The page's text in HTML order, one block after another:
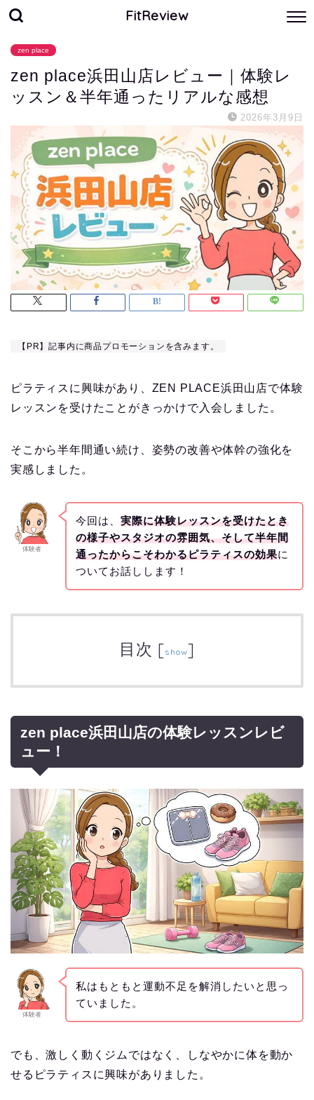
FitReview
zen place
zen place浜田山店レビュー｜体験レ
ッスン＆半年通ったリアルな感想
2026年3月9日
【PR】記事内に商品プロモーションを含みます。
ピラティスに興味があり、ZEN PLACE浜田山店で体験
レッスンを受けたことがきっかけで入会しました。
そこから半年間通い続け、姿勢の改善や体幹の強化を
実感しました。
体験者
今回は、 実際に体験レッスンを受けたとき
の様子やスタジオの雰囲気、そして半年間
通ったからこそわかるピラティスの効果に
ついてお話しします！
目次 [show]
zen place浜田山店の体験レッスンレビ
ュー！
体験者
私はもともと運動不足を解消したいと思っ
ていました。
でも、激しく動くジムではなく、しなやかに体を動か
せるピラティスに興味がありました。